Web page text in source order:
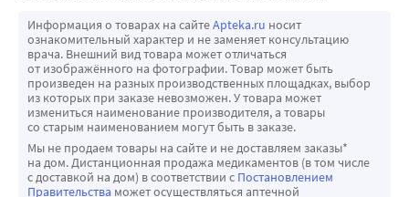
Информация о товарах на сайтеApteka.ru носит
ознакомительный характер и не заменяет консультацию
врача. Внешний вид товара может отличаться
от изображённого на фотографии. Товар может быть
произведен на разных производственных площадках, выбор
из которых при заказе невозможен. У товара может
измениться наименование производителя, а товары
со старым наименованием могут быть в заказе.
Мы не продаем товары на сайте и не доставляем заказы*
на дом. Дистанционная продажа медикаментов (в том числе
с доставкой на дом) в соответствии с Постановлением
Правительства может осуществляться аптечной